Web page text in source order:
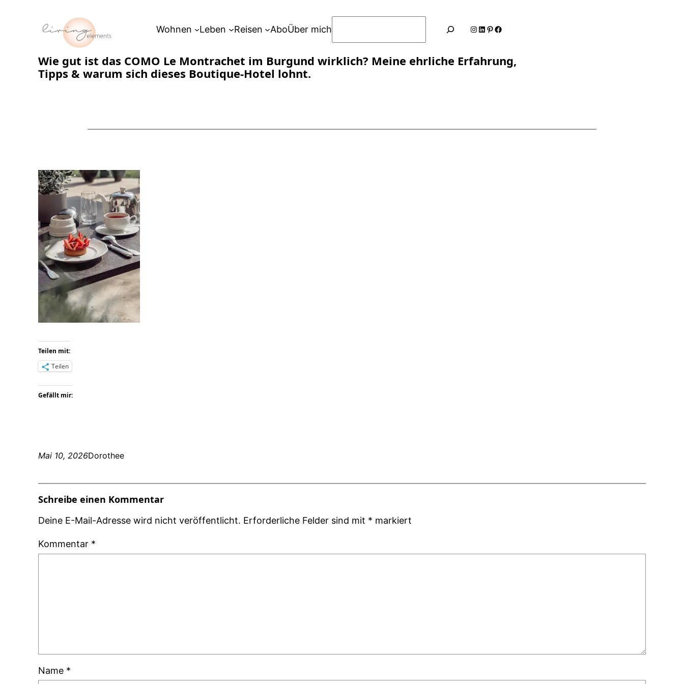
Wohnen Leben Reisen AboÜber mich
h
Instagram LinkedIn Pinterest Facebook
Wie gut ist das COMO Le Montrachet im Burgund wirklich? Meine ehrliche Erfahrung,
Tipps & warum sich dieses Boutique-Hotel lohnt.
Teilen mit:
Teilen
Gefällt mir:
Mai 10, 2026Dorothee
Schreibe einen Kommentar
Deine E-Mail-Adresse wird nicht veröffentlicht. Erforderliche Felder sind mit * markiert
Kommentar *
Name *